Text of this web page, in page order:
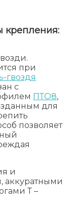
крепления:
при
гвоздя
с
ПТО8,
для
позволяет
и
аккуратными
Т –